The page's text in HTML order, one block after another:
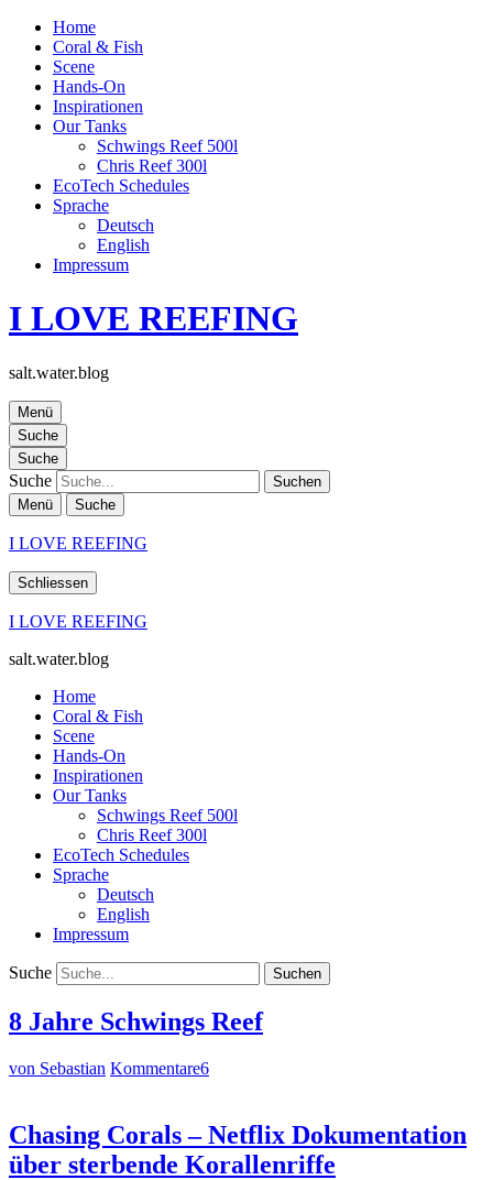
Home
Coral & Fish
Scene
Hands-On
Inspirationen
Our Tanks
Schwings Reef 500l
Chris Reef 300l
EcoTech Schedules
Sprache
Deutsch
English
Impressum
I LOVE REEFING
salt.water.blog
Menü
Suche
Suche
Suche
Menü Suche
I LOVE REEFING
Schliessen
I LOVE REEFING
salt.water.blog
Home
Coral & Fish
Scene
Hands-On
Inspirationen
Our Tanks
Schwings Reef 500l
Chris Reef 300l
EcoTech Schedules
Sprache
Deutsch
English
Impressum
Suche
8 Jahre Schwings Reef
von Sebastian Kommentare6
Chasing Corals – Netflix Dokumentation
über sterbende Korallenriffe